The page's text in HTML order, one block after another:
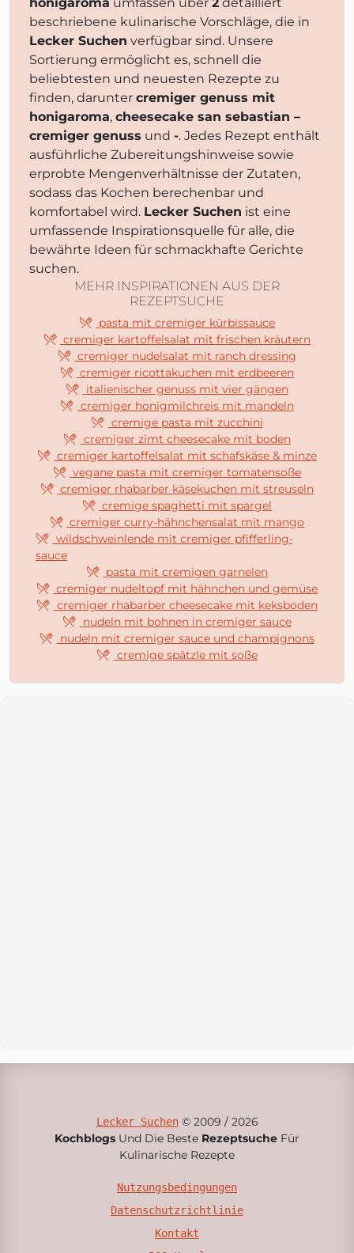
beschriebene kulinarische Vorschläge, die in
Lecker Suchen verfügbar sind. Unsere
Sortierung ermöglicht es, schnell die
beliebtesten und neuesten Rezepte zu
finden, darunter cremiger genuss mit
honigaroma, cheesecake san sebastian –
cremiger genuss und -. Jedes Rezept enthält
ausführliche Zubereitungshinweise sowie
erprobte Mengenverhältnisse der Zutaten,
sodass das Kochen berechenbar und
komfortabel wird. Lecker Suchen ist eine
umfassende Inspirationsquelle für alle, die
bewährte Ideen für schmackhafte Gerichte
suchen.
MEHR INSPIRATIONEN AUS DER
REZEPTSUCHE
pasta mit cremiger kürbissauce
cremiger kartoffelsalat mit frischen kräutern
cremiger nudelsalat mit ranch dressing
cremiger ricottakuchen mit erdbeeren
italienischer genuss mit vier gängen
cremiger honigmilchreis mit mandeln
cremige pasta mit zucchini
cremiger zimt cheesecake mit boden
cremiger kartoffelsalat mit schafskäse & minze
vegane pasta mit cremiger tomatensoße
cremiger rhabarber käsekuchen mit streuseln
cremige spaghetti mit spargel
cremiger curry-hähnchensalat mit mango
wildschweinlende mit cremiger pfifferling-
sauce
pasta mit cremigen garnelen
cremiger nudeltopf mit hähnchen und gemüse
cremiger rhabarber cheesecake mit keksboden
nudeln mit bohnen in cremiger sauce
nudeln mit cremiger sauce und champignons
cremige spätzle mit soße
Lecker Suchen© 2009 / 2026
Kochblogs Und Die Beste Rezeptsuche Für
Kulinarische Rezepte
Nutzungsbedingungen
Datenschutzrichtlinie
Kontakt